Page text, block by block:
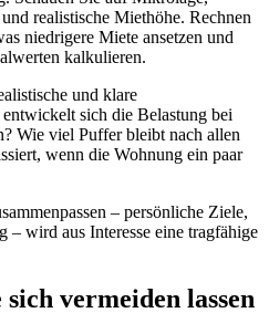
realistische Miethöhe. Rechnen
niedrigere Miete ansetzen und
kalkulieren.
und klare
sich die Belastung bei
Wie viel Puffer bleibt nach allen
wenn die Wohnung ein paar
– persönliche Ziele,
– wird aus Interesse eine tragfähige
vermeiden lassen